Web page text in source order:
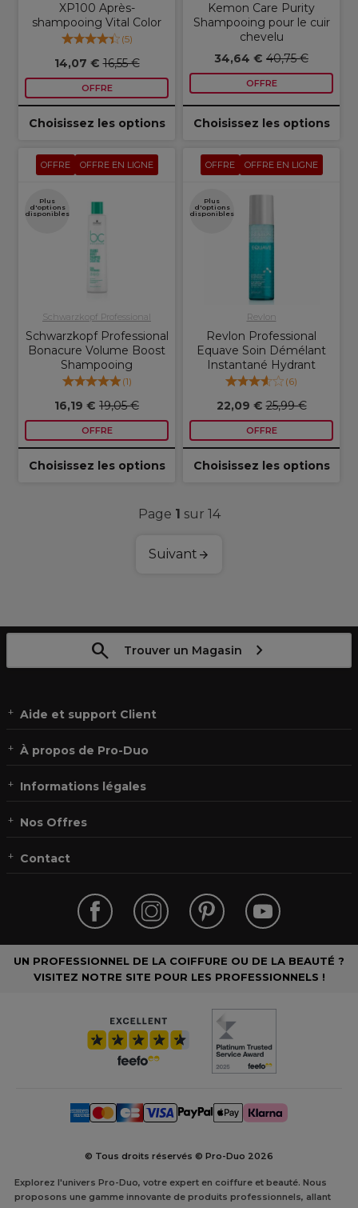
XP100 Après-
shampooing Vital Color
(5)
14,07 €16,55 €
OFFRE
Choisissez les options
Kemon Care Purity
Shampooing pour le cuir
chevelu
34,64 € 40,75 €
OFFRE
Choisissez les options
OFFRE OFFRE EN LIGNE
Plus
d'options
disponibles
Schwarzkopf Professional
Schwarzkopf Professional
Bonacure Volume Boost
Shampooing
(1)
16,19 € 19,05 €
OFFRE
Choisissez les options
OFFRE OFFRE EN LIGNE
Plus
d'options
disponibles
Revlon
Revlon Professional
Equave Soin Démélant
Instantané Hydrant
(6)
22,09 €25,99 €
OFFRE
Choisissez les options
Page 1 sur 14
Suivant
Trouver un Magasin
Aide et support Client
À propos de Pro-Duo
Informations légales
Nos Offres
Contact
UN PROFESSIONNEL DE LA COIFFURE OU DE LA BEAUTÉ ?
VISITEZ NOTRE SITE POUR LES PROFESSIONNELS !
© Tous droits réservés © Pro-Duo 2026
Explorez l'univers Pro-Duo, votre expert en coiffure et beauté. Nous
proposons une gamme innovante de produits professionnels, allant